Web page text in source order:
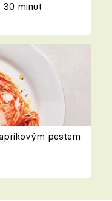
30 minut
pestem